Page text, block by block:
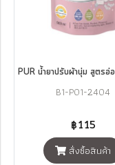
PUR น้ำยาปรับผ้านุ่ม สูตร
B1-P01-2404
฿115
สั่งซื้อสินค้า